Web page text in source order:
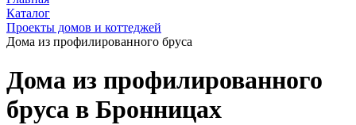
Каталог
Проекты домов и коттеджей
Дома из профилированного бруса
Дома из профилированного
бруса в Бронницах